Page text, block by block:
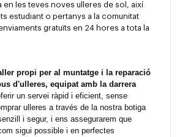
en les teves noves ulleres de sol, així
estudiant o pertanys a la comunitat
gratuïts en 24 hores a tota la
propi per al muntatge i la reparació
d'ulleres, equipat amb la darrera
un servei ràpid i eficient, sense
ulleres a través de la nostra botiga
i segur, i ens assegurarem que
sigui possible i en perfectes